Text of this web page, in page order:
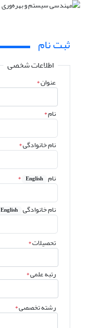
ثبت نام
اطلاعات شخصی
عنوان*
نام*
نام خانوادگی*
نام English
*
نام خانوادگی English
تحصیلات*
رتبه علمی*
رشته تخصصی*